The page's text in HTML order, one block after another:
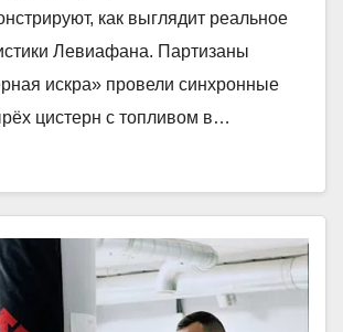
как выглядит реальное
Левиафана. Партизаны
искра» провели синхронные
цистерн с топливом в…